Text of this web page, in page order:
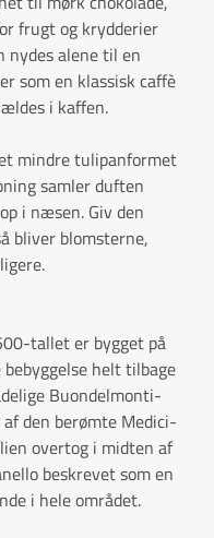
frugt og krydderier
nydes alene til en
som en klassisk caffè
i kaffen.
mindre tulipanformet
samler duften
i næsen. Giv den
bliver blomsterne,
tallet er bygget på
helt tilbage
Buondelmonti-
den berømte Medici-
overtog i midten af
beskrevet som en
i hele området.